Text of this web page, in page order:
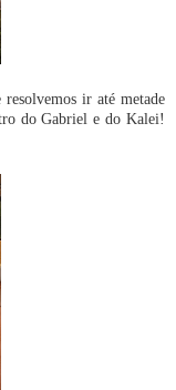
ir até metade
do Gabriel e do Kalei!